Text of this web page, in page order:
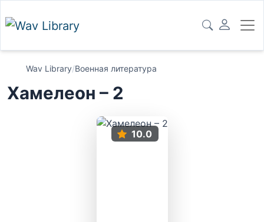
Wav Library/Военная литература
Хамелеон – 2
10.0